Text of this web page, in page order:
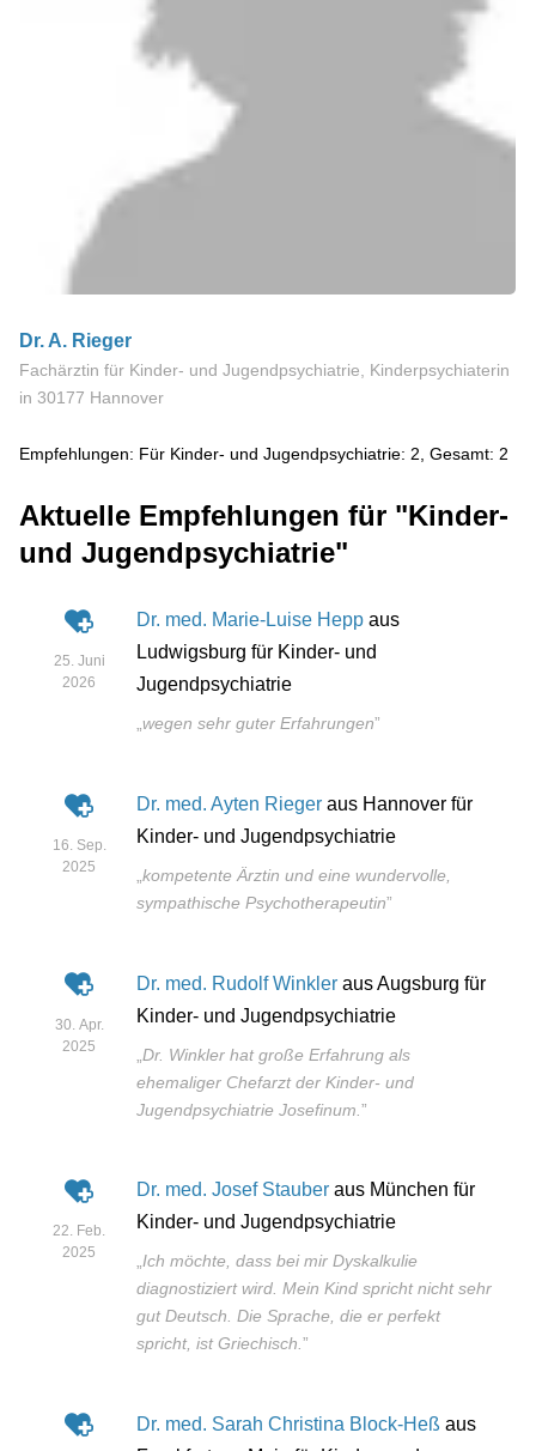
Dr. A. Rieger
Fachärztin für Kinder- und Jugendpsychiatrie, Kinderpsychiaterin
in 30177 Hannover
Empfehlungen: Für Kinder- und Jugendpsychiatrie: 2, Gesamt: 2
Aktuelle Empfehlungen für "Kinder-
und Jugendpsychiatrie"
25. Juni
2026
Dr. med. Marie-Luise Hepp aus
Ludwigsburg für Kinder- und
Jugendpsychiatrie
„wegen sehr guter Erfahrungen”
16. Sep.
2025
Dr. med. Ayten Rieger aus Hannover für
Kinder- und Jugendpsychiatrie
kompetente Ärztin und eine wundervolle,
sympathische Psychotherapeutin”
30. Apr.
2025
Dr. med. Rudolf Winkler aus Augsburg für
Kinder- und Jugendpsychiatrie
Dr. Winkler hat große Erfahrung als
ehemaliger Chefarzt der Kinder- und
Jugendpsychiatrie Josefinum. ”
22. Feb.
2025
Dr. med. Josef Stauber aus München für
Kinder- und Jugendpsychiatrie
Ich möchte, dass bei mir Dyskalkulie
diagnostiziert wird. Mein Kind spricht nicht sehr
gut Deutsch. Die Sprache, die er perfekt
spricht, ist Griechisch. ”
Dr. med. Sarah Christina Block-Heß aus